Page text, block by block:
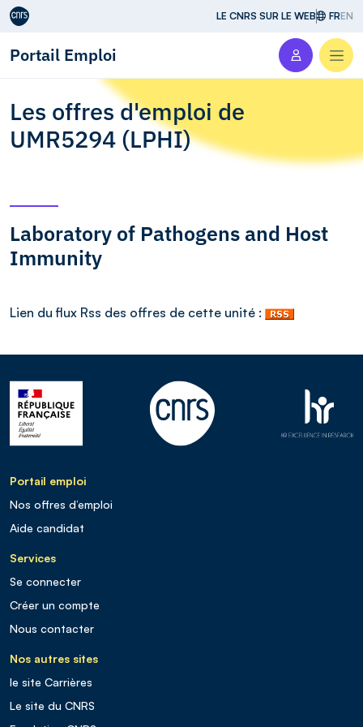
Aller au contenu LE CNRS SUR LE WEB FREN
Portail Emploi
Les offres d'emploi de
UMR5294 (LPHI)
Laboratory of Pathogens and Host
Immunity
Lien du flux Rss des offres de cette unité :
Portail emploi
Nos offres d’emploi
Aide candidat
Services
Se connecter
Créer un compte
Nous contacter
Nos autres sites
le site Carrières
Le site du CNRS